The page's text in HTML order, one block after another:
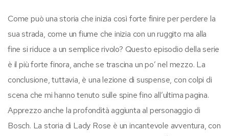
Come può una storia che inizia così forte finire per perdere la
sua strada, come un fiume che inizia con un ruggito ma alla
fine si riduce a un semplice rivolo? Questo episodio della serie
è il più forte finora, anche se trascina un po’ nel mezzo. La
conclusione, tuttavia, è una lezione di suspense, con colpi di
scena che mi hanno tenuto sulle spine fino all’ultima pagina.
Apprezzo anche la profondità aggiunta al personaggio di
Bosch. La storia di Lady Rose è un incantevole avventura, con